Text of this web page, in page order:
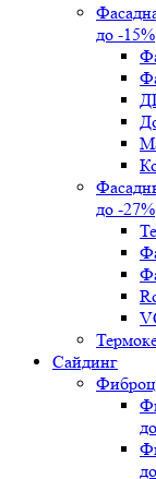
до -15%
до -27%
Сайдинг